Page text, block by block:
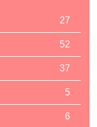
27
52
37
5
6